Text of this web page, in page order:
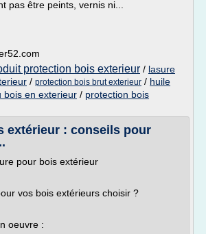
pas être peints, vernis ni...
protection bois exterieur / lasure
/ protection bois brut exterieur / huile
bois en exterieur / protection bois
extérieur : conseils pour
pour bois extérieur
vos bois extérieurs choisir ?
oeuvre :